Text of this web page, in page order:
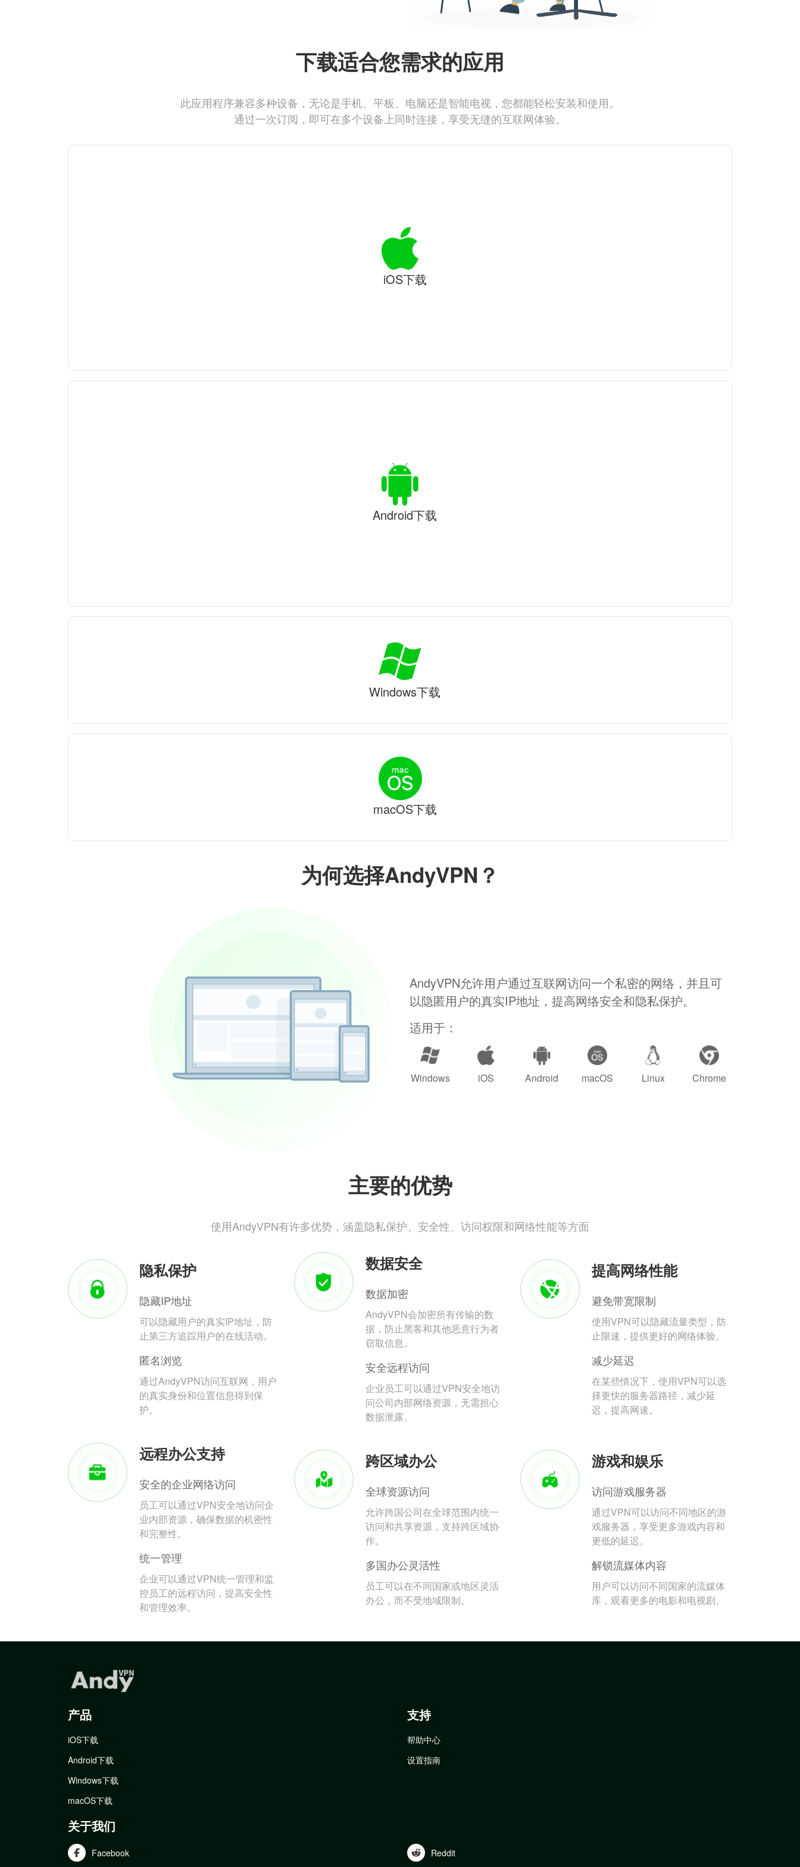
为何选择AndyVPN？
AndyVPN允许用户通过互联网访问一个私密的网络，并且可
以隐匿用户的真实IP地址，提高网络安全和隐私保护。
适用于：
Windows iOS Android macOS Linux Chrome
主要的优势
使用AndyVPN有许多优势，涵盖隐私保护、安全性、访问权限和网络性能等方面
隐私保护
隐藏IP地址
可以隐藏用户的真实IP地址，防
止第三方追踪用户的在线活动。
匿名浏览
通过AndyVPN访问互联网，用户
的真实身份和位置信息得到保
护。
数据安全
数据加密
AndyVPN会加密所有传输的数
据，防止黑客和其他恶意行为者
窃取信息。
安全远程访问
企业员工可以通过VPN安全地访
问公司内部网络资源，无需担心
数据泄露。
提高网络性能
避免带宽限制
使用VPN可以隐藏流量类型，防
止限速，提供更好的网络体验。
减少延迟
在某些情况下，使用VPN可以选
择更快的服务器路径，减少延
迟，提高网速。
远程办公支持
安全的企业网络访问
员工可以通过VPN安全地访问企
业内部资源，确保数据的机密性
和完整性。
统一管理
企业可以通过VPN统一管理和监
控员工的远程访问，提高安全性
和管理效率。
跨区域办公
全球资源访问
允许跨国公司在全球范围内统一
访问和共享资源，支持跨区域协
作。
多国办公灵活性
员工可以在不同国家或地区灵活
办公，而不受地域限制。
游戏和娱乐
访问游戏服务器
通过VPN可以访问不同地区的游
戏服务器，享受更多游戏内容和
更低的延迟。
解锁流媒体内容
用户可以访问不同国家的流媒体
库，观看更多的电影和电视剧。
下载适合您需求的应用
此应用程序兼容多种设备，无论是手机、平板、电脑还是智能电视，您都能轻松安装和使用。
通过一次订阅，即可在多个设备上同时连接，享受无缝的互联网体验。
iOS下载
Android下载
Windows下载
macOS下载
产品
iOS下载
Android下载
Windows下载
macOS下载
支持
帮助中心
设置指南
关于我们
Facebook Reddit